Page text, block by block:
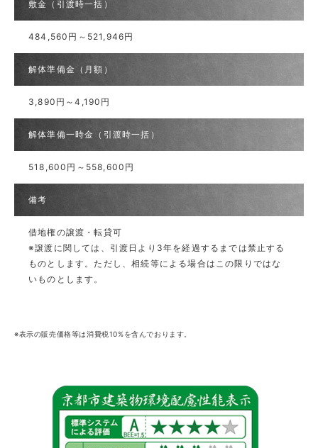
敷金（引渡時一括）
484,560円～521,946円
解体準備金（月額）
3,890円～4,190円
解体準備一時金（引渡時一括）
518,600円～558,600円
備考
借地権の譲渡・転貸可
※譲渡に関しては、引渡日より3年を経過するまでは禁止する
ものとします。ただし、相続等による場合はこの限りではな
いものとします。
※表示の販売価格等は消費税10%を含んでおります。